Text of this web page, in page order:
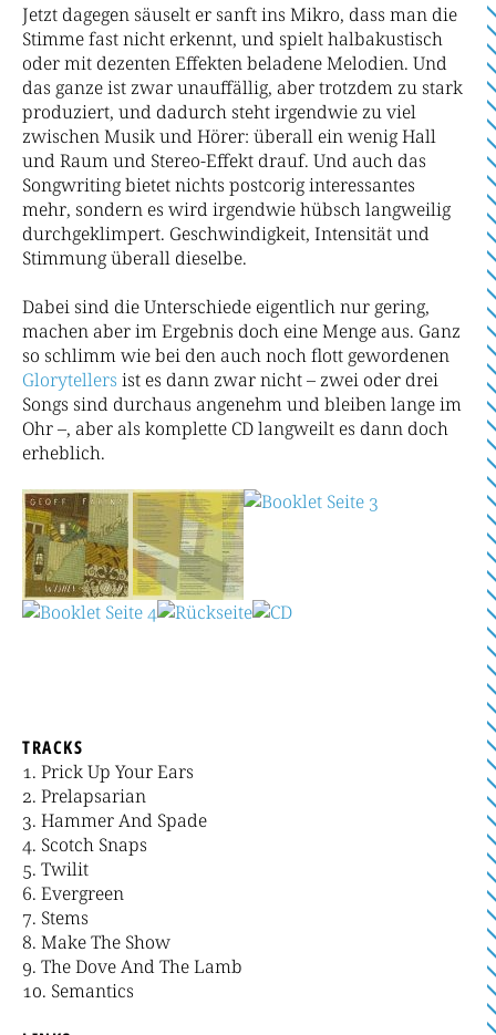
Jetzt dagegen säuselt er sanft ins Mikro, dass man die
Stimme fast nicht erkennt, und spielt halbakustisch
oder mit dezenten Effekten beladene Melodien. Und
das ganze ist zwar unauffällig, aber trotzdem zu stark
produziert, und dadurch steht irgendwie zu viel
zwischen Musik und Hörer: überall ein wenig Hall
und Raum und Stereo-Effekt drauf. Und auch das
Songwriting bietet nichts postcorig interessantes
mehr, sondern es wird irgendwie hübsch langweilig
durchgeklimpert. Geschwindigkeit, Intensität und
Stimmung überall dieselbe.
Dabei sind die Unterschiede eigentlich nur gering,
machen aber im Ergebnis doch eine Menge aus. Ganz
so schlimm wie bei den auch noch flott gewordenen
Glorytellers ist es dann zwar nicht – zwei oder drei
Songs sind durchaus angenehm und bleiben lange im
Ohr –, aber als komplette CD langweilt es dann doch
erheblich.
TRACKS
Prick Up Your Ears
Prelapsarian
Hammer And Spade
Scotch Snaps
Twilit
Evergreen
Stems
Make The Show
The Dove And The Lamb
Semantics